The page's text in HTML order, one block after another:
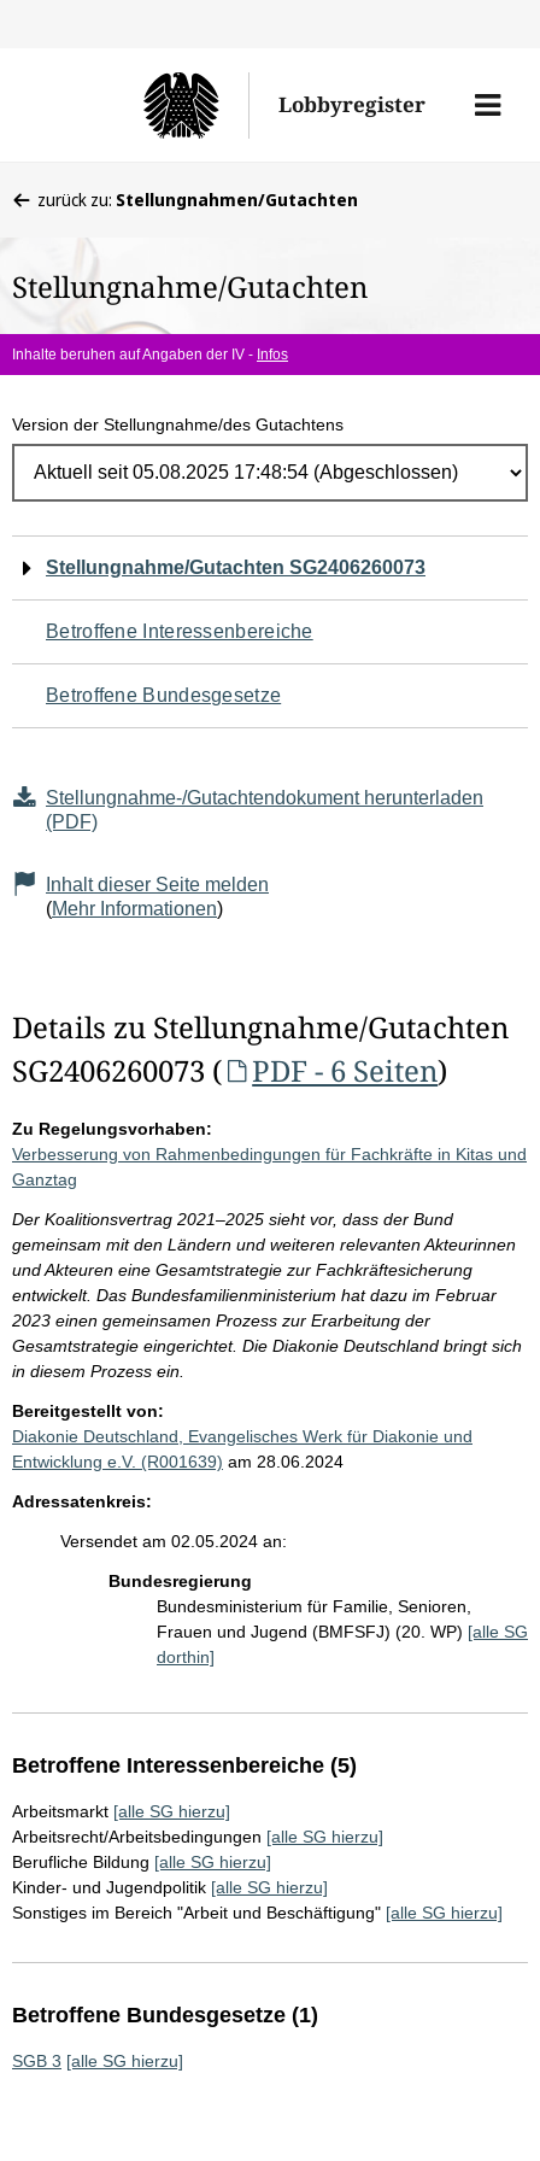
Lobbyregister
Menü
befinden
hier:
zurück zu: Stellungnahmen/Gutachten
Stellungnahme/Gutachten
Inhalte beruhen auf Angaben der IV - Infos
Version der Stellungnahme/des Gutachtens
Navigation
für
den
Seiteninhalt
Stellungnahme/Gutachten SG2406260073
Betroffene Interessenbereiche
Betroffene Bundesgesetze
Stellungnahme-/Gutachtendokument herunterladen
(PDF)
Inhalt dieser Seite melden
(Mehr Informationen)
Details zu Stellungnahme/Gutachten
SG2406260073 (
PDF - 6 Seiten)
Zu Regelungsvorhaben:
Verbesserung von Rahmenbedingungen für Fachkräfte in Kitas und
Ganztag
Der Koalitionsvertrag 2021–2025 sieht vor, dass der Bund
gemeinsam mit den Ländern und weiteren relevanten Akteurinnen
und Akteuren eine Gesamtstrategie zur Fachkräftesicherung
entwickelt. Das Bundesfamilienministerium hat dazu im Februar
2023 einen gemeinsamen Prozess zur Erarbeitung der
Gesamtstrategie eingerichtet. Die Diakonie Deutschland bringt sich
in diesem Prozess ein.
Bereitgestellt von:
Diakonie Deutschland, Evangelisches Werk für Diakonie und
Entwicklung e.V. (R001639) am 28.06.2024
Adressatenkreis:
Versendet am 02.05.2024 an:
Bundesregierung
Bundesministerium für Familie, Senioren,
Frauen und Jugend (BMFSFJ) (20. WP) [alle SG
dorthin]
Betroffene Interessenbereiche (5)
Arbeitsmarkt [alle SG hierzu]
Arbeitsrecht/Arbeitsbedingungen [alle SG hierzu]
Berufliche Bildung [alle SG hierzu]
Kinder- und Jugendpolitik [alle SG hierzu]
Sonstiges im Bereich "Arbeit und Beschäftigung" [alle SG hierzu]
Betroffene Bundesgesetze (1)
SGB 3 [alle SG hierzu]